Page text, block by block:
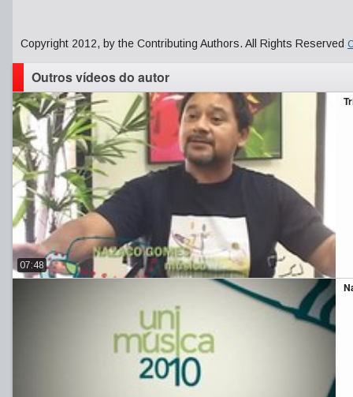
Copyright 2012, by the Contributing Authors. All Rights Reserved
Outros vídeos do autor
07:48